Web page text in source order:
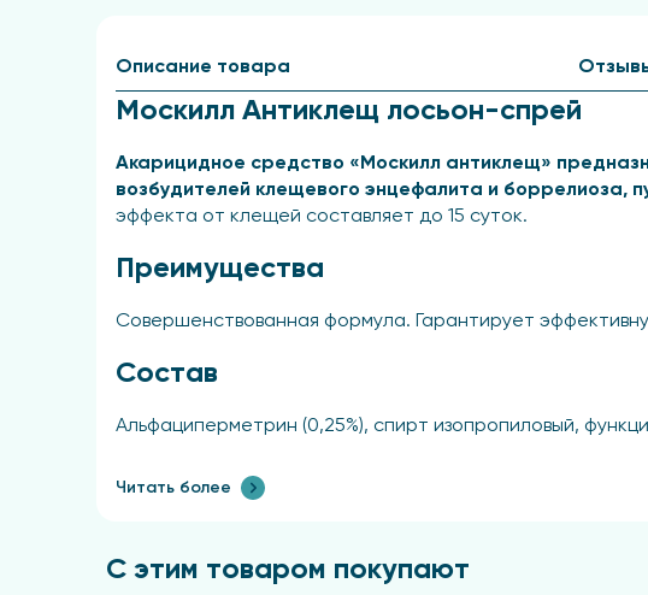
Описание товара
Москилл Антиклещ лосьон-спрей
Акарицидное средство «Москилл антиклещ»
возбудителей клещевого энцефалита и боррелиоза,
эффекта от клещей составляет до 15 суток.
Преимущества
Совершенствованная формула. Гарантирует
Состав
Альфациперметрин (0,25%), спирт изопропиловый,
Применение
образом, чтобы распыляемое средство
следует держать на вытянутой руке. На каждый
Читать более
С этим товаром покупают